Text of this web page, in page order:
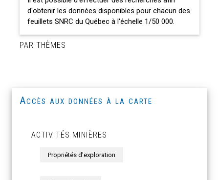
d'obtenir les données disponibles pour chacun des
feuillets SNRC du Québec à l'échelle 1/50 000.
PAR THÈMES
Accès aux données à la carte
ACTIVITÉS MINIÈRES
Propriétés d'exploration